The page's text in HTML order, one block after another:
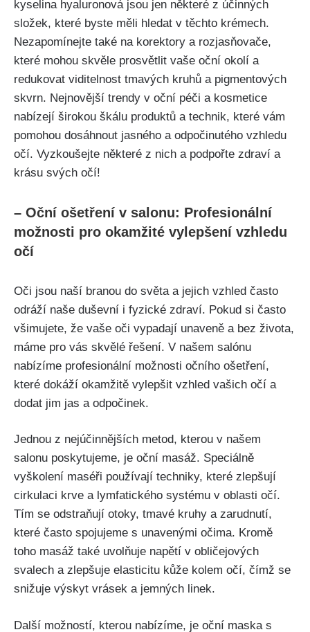
kyselina hyaluronová jsou jen ‌některé z ‍účinných
složek, které byste měli hledat v těchto krémech.
Nezapomínejte také‌ na korektory a rozjasňovače,
‍které mohou skvěle prosvětlit vaše ⁢oční okolí a
redukovat viditelnost‍ tmavých kruhů a pigmentových
skvrn.‌ Nejnovější trendy v oční péči a kosmetice
nabízejí ⁢širokou škálu produktů a technik,‌ které vám
pomohou dosáhnout⁤ jasného a odpočinutého vzhledu
očí. Vyzkoušejte některé z nich a podpořte zdraví a‍
krásu svých očí!
– Oční ošetření v salonu: Profesionální
možnosti​ pro okamžité vylepšení vzhledu ​
očí
Oči jsou naší branou ⁣do světa a jejich vzhled často
odráží naše duševní i fyzické zdraví. Pokud si často
všimujete, že vaše oči vypadají unaveně a bez života,
‍máme‌ pro ⁤vás skvělé řešení. V našem salónu
nabízíme profesionální možnosti očního ošetření,
které dokáží okamžitě vylepšit vzhled vašich očí a
dodat jim jas a odpočinek.
Jednou z nejúčinnějších metod, kterou v našem
salonu ⁣poskytujeme, ⁢je⁢ oční​ masáž. Speciálně
vyškolení maséři používají techniky, které zlepšují
cirkulaci krve a lymfatického systému‍ v oblasti očí.
‍Tím​ se⁤ odstraňují otoky, tmavé kruhy a zarudnutí,
které často spojujeme⁢ s ​unavenými očima. Kromě
toho masáž také uvolňuje napětí v obličejových
svalech a zlepšuje elasticitu kůže kolem očí, čímž se
snižuje výskyt vrásek a jemných linek.
Další možností, kterou ⁣nabízíme, je oční maska s